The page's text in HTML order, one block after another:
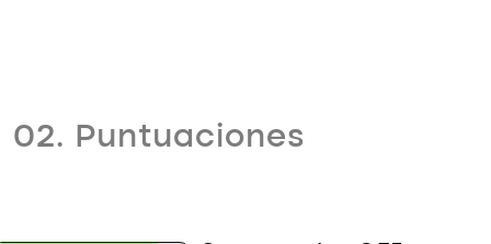
02. Puntuaciones